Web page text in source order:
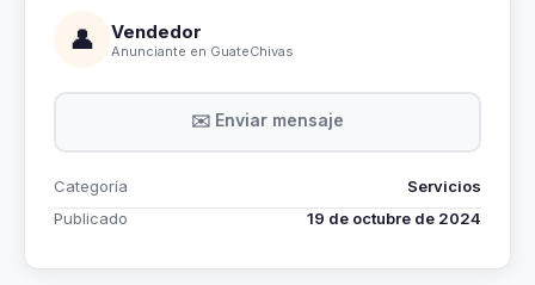
👤 Vendedor
Anunciante en GuateChivas
✉️ Enviar mensaje
Categoría
Servicios
Publicado
19 de octubre de 2024